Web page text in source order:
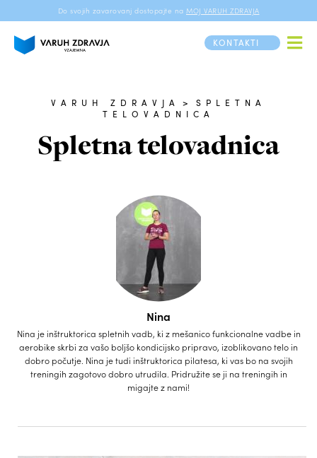
Do svojih zavarovanj dostopajte na MOJ VARUH ZDRAVJA
KONTAKTI
VARUH ZDRAVJA >
SPLETNA
TELOVADNICA
Spletna telovadnica
Nina
Nina je inštruktorica spletnih vadb, ki z mešanico funkcionalne vadbe in
aerobike skrbi za vašo boljšo kondicijsko pripravo, izoblikovano telo in
dobro počutje. Nina je tudi inštruktorica pilatesa, ki vas bo na svojih
treningih zagotovo dobro utrudila. Pridružite se ji na treningih in
migajte z nami!